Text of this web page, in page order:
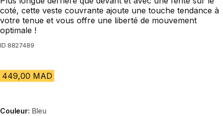
coté, cette veste couvrante ajoute une touche tendance à
votre tenue et vous offre une liberté de mouvement
optimale !
ID 8827489
449,00 MAD
Couleur: Bleu